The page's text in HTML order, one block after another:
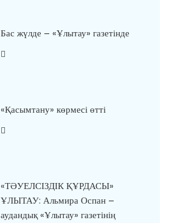
Бас жүлде – «Ұлытау» газетінде
«Қасымтану» көрмесі өтті
«ТӘУЕЛСІЗДІК ҚҰРДАСЫ»
ҰЛЫТАУ: Альмира Оспан –
аудандық «Ұлытау» газетінің